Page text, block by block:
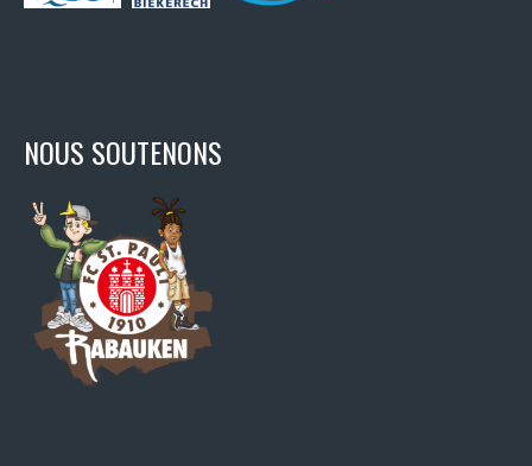
NOUS SOUTENONS